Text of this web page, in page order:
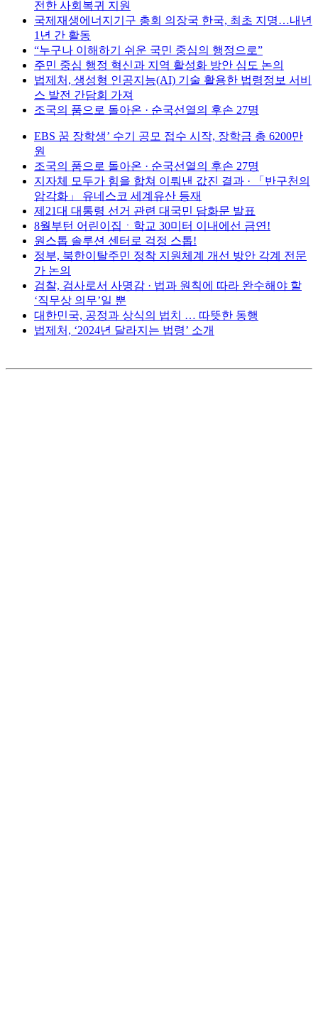
전한 사회복귀 지원
국제재생에너지기구 총회 의장국 한국, 최초 지명…내년
1년 간 활동
“누구나 이해하기 쉬운 국민 중심의 행정으로”
주민 중심 행정 혁신과 지역 활성화 방안 심도 논의
법제처, 생성형 인공지능(AI) 기술 활용한 법령정보 서비
스 발전 간담회 가져
조국의 품으로 돌아온 · 순국선열의 후손 27명
EBS 꿈 장학생’ 수기 공모 접수 시작, 장학금 총 6200만
원
조국의 품으로 돌아온 · 순국선열의 후손 27명
지자체 모두가 힘을 합쳐 이뤄낸 값진 결과 · 「반구천의
암각화」 유네스코 세계유산 등재
제21대 대통령 선거 관련 대국민 담화문 발표
8월부턴 어린이집ㆍ학교 30미터 이내에선 금연!
원스톱 솔루션 센터로 걱정 스톱!
정부, 북한이탈주민 정착 지원체계 개선 방안 각계 전문
가 논의
검찰, 검사로서 사명감 · 법과 원칙에 따라 완수해야 할
‘직무상 의무’일 뿐
대한민국, 공정과 상식의 법치 … 따뜻한 동행
법제처, ‘2024년 달라지는 법령’ 소개